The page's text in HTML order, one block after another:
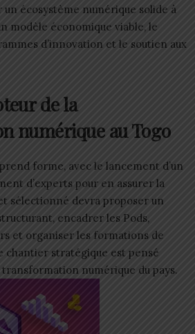
écosystème numérique solide à
modèle économique viable, le
d’innovation et le soutien aux
de la
numérique au Togo
forme, avec le lancement d’un
d’experts pour en assurer la
sélectionné devra proposer un
encadrer les Pods,
et organiser les formations de
chantier stratégique est pensé
numérique du pays.